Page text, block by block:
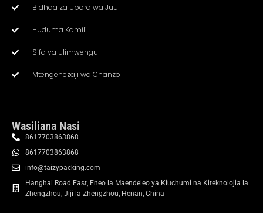
Bidhaa za Ubora wa Juu
Huduma Kamili
Sifa ya Ulimwengu
Mtengenezaji wa Chanzo
Wasiliana Nasi
8617703863868
8617703863868
info@taizypacking.com
Hanghai Road East, Eneo la Maendeleo ya Kiuchumi na Kiteknolojia la
Zhengzhou, Jiji la Zhengzhou, Henan, China